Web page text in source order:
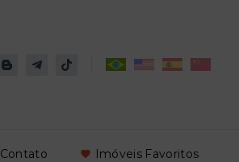
Contato Imóveis Favoritos